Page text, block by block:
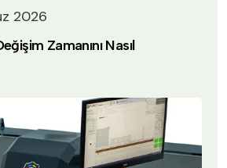
2026
Zamanını Nasıl